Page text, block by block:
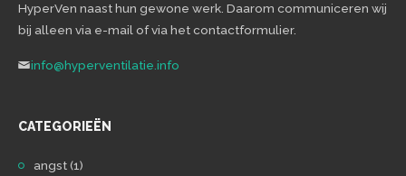
HyperVen naast hun gewone werk. Daarom communiceren wij
bij alleen via e-mail of via het contactformulier.
info@hyperventilatie.info
CATEGORIEËN
angst(1)